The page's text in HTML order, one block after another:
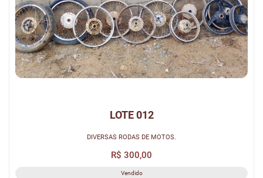
LOTE 012
DIVERSAS RODAS DE MOTOS.
R$ 300,00
Vendido